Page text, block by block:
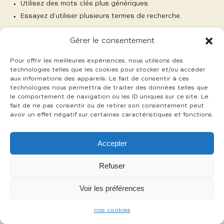
Gérer le consentement
Pour offrir les meilleures expériences, nous utilisons des
technologies telles que les cookies pour stocker et/ou accéder
aux informations des appareils. Le fait de consentir à ces
technologies nous permettra de traiter des données telles que
le comportement de navigation ou les ID uniques sur ce site. Le
fait de ne pas consentir ou de retirer son consentement peut
avoir un effet négatif sur certaines caractéristiques et fonctions.
Accepter
Refuser
Voir les préférences
nos cookies
Utilisez des mots clés plus génériques.
Essayez d’utiliser plusieurs termes de recherche.
-
mentions légales